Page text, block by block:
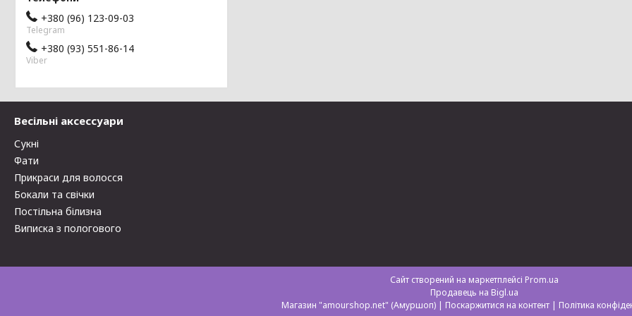
+380 (96) 123-09-03
Telegram
+380 (93) 551-86-14
Viber
Весільні аксессуари
Сукні
Фати
Прикраси для волосся
Бокали та свічки
Постільна білизна
Виписка з пологового
Сайт створений на маркетплейсі Prom.ua
Продавець на Bigl.ua
Магазин "amourshop.net" (Амуршоп) | Поскаржитися на контент | Політика